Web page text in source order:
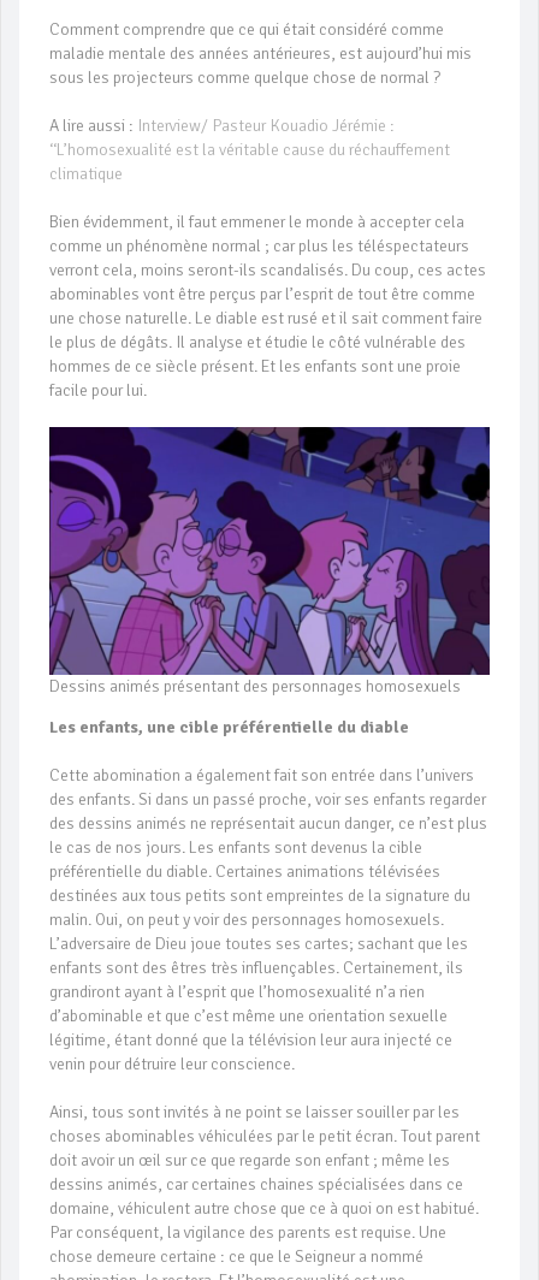
Comment comprendre que ce qui était considéré comme
maladie mentale des années antérieures, est aujourd’hui mis
sous les projecteurs comme quelque chose de normal ?
A lire aussi : Interview/ Pasteur Kouadio Jérémie :
‘‘L’homosexualité est la véritable cause du réchauffement
climatique
Bien évidemment, il faut emmener le monde à accepter cela
comme un phénomène normal ; car plus les téléspectateurs
verront cela, moins seront-ils scandalisés. Du coup, ces actes
abominables vont être perçus par l’esprit de tout être comme
une chose naturelle. Le diable est rusé et il sait comment faire
le plus de dégâts. Il analyse et étudie le côté vulnérable des
hommes de ce siècle présent. Et les enfants sont une proie
facile pour lui.
Dessins animés présentant des personnages homosexuels
Les enfants, une cible préférentielle du diable
Cette abomination a également fait son entrée dans l’univers
des enfants. Si dans un passé proche, voir ses enfants regarder
des dessins animés ne représentait aucun danger, ce n’est plus
le cas de nos jours. Les enfants sont devenus la cible
préférentielle du diable. Certaines animations télévisées
destinées aux tous petits sont empreintes de la signature du
malin. Oui, on peut y voir des personnages homosexuels.
L’adversaire de Dieu joue toutes ses cartes; sachant que les
enfants sont des êtres très influençables. Certainement, ils
grandiront ayant à l’esprit que l’homosexualité n’a rien
d’abominable et que c’est même une orientation sexuelle
légitime, étant donné que la télévision leur aura injecté ce
venin pour détruire leur conscience.
Ainsi, tous sont invités à ne point se laisser souiller par les
choses abominables véhiculées par le petit écran. Tout parent
doit avoir un œil sur ce que regarde son enfant ; même les
dessins animés, car certaines chaines spécialisées dans ce
domaine, véhiculent autre chose que ce à quoi on est habitué.
Par conséquent, la vigilance des parents est requise. Une
chose demeure certaine : ce que le Seigneur a nommé